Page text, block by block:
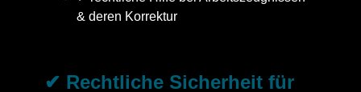
& deren Korrektur
✔ Rechtliche Sicherheit für